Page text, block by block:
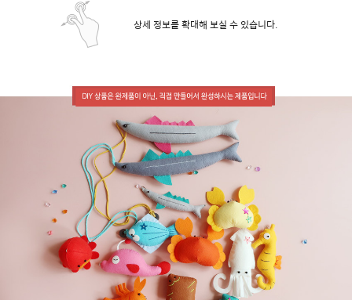
상세 정보를 확대해 보실 수 있습니다.